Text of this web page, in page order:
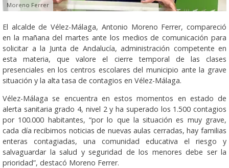
Moreno Ferrer
El alcalde de Vélez-Málaga, Antonio Moreno Ferrer, compareció
en la mañana del martes ante los medios de comunicación para
solicitar a la Junta de Andalucía, administración competente en
esta materia, que valore el cierre temporal de las clases
presenciales en los centros escolares del municipio ante la grave
situación y la alta tasa de contagios en Vélez-Málaga.
Vélez-Málaga se encuentra en estos momentos en estado de
alerta sanitaria grado 4, nivel 2 y ha superado los 1.500 contagios
por 100.000 habitantes, “por lo que la situación es muy grave,
cada día recibimos noticias de nuevas aulas cerradas, hay familias
enteras contagiadas, una comunidad educativa el riesgo y
salvaguardar la salud y seguridad de los menores debe ser la
prioridad”, destacó Moreno Ferrer.